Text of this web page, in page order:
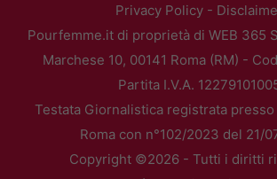
Privacy Policy-
Pourfemme.it di proprietà di WEB 365
Marchese 10, 00141 Roma (RM) -
Partita I.V.A.
Testata Giornalistica registrata
Roma con n°102/2023 del 21/
Copyright ©2026 - Tutti i diritti